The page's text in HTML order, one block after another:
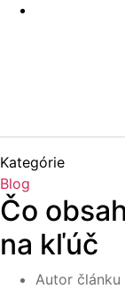
Kategórie
Blog
Čo
na kľúč
Autor článku